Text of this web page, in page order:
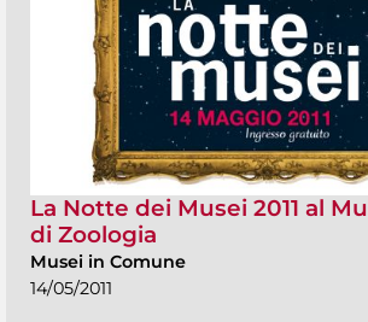
La Notte dei Musei 2011 al
di Zoologia
Musei in Comune
14/05/2011